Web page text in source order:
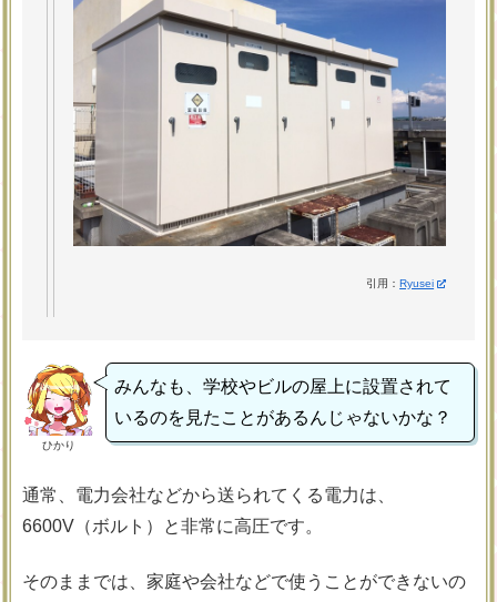
引用：Ryusei
ひかり
みんなも、学校やビルの屋上に設置されて
いるのを見たことがあるんじゃないかな？
通常、電力会社などから送られてくる電力は、
6600V（ボルト）と非常に高圧です。
そのままでは、家庭や会社などで使うことができないの